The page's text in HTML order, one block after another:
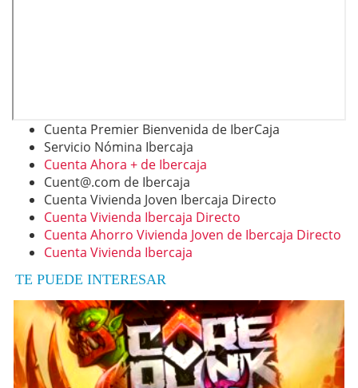
Cuenta Premier Bienvenida de IberCaja
Servicio Nómina Ibercaja
Cuenta Ahora + de Ibercaja
Cuent@.com de Ibercaja
Cuenta Vivienda Joven Ibercaja Directo
Cuenta Vivienda Ibercaja Directo
Cuenta Ahorro Vivienda Joven de Ibercaja Directo
Cuenta Vivienda Ibercaja
TE PUEDE INTERESAR